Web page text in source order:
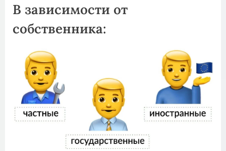
В зависимости от
собственника: